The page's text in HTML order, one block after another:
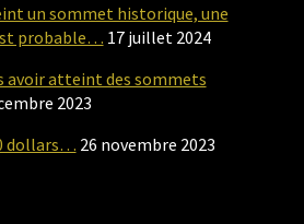
un sommet historique, une
probable… 17 juillet 2024
avoir atteint des sommets
2023
dollars… 26 novembre 2023